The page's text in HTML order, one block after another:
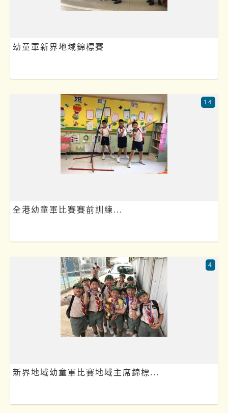
幼童軍新界地域錦標賽
全港幼童軍比賽賽前訓練...
14
新界地域幼童軍比賽地域主席錦標...
4